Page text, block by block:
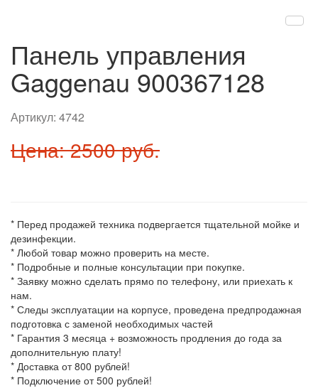
Панель управления
Gaggenau 900367128
Артикул: 4742
Цена: 2500 руб.
* Перед продажей техника подвергается тщательной мойке и
дезинфекции.
* Любой товар можно проверить на месте.
* Подробные и полные консультации при покупке.
* Заявку можно сделать прямо по телефону, или приехать к
нам.
* Следы эксплуатации на корпусе, проведена предпродажная
подготовка с заменой необходимых частей
* Гарантия 3 месяца + возможность продления до года за
дополнительную плату!
* Доставка от 800 рублей!
* Подключение от 500 рублей!